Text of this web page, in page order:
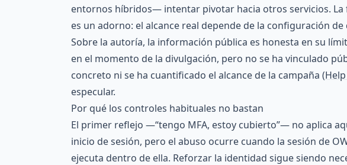
entornos híbridos— intentar pivotar hacia otros servicios. La
es un adorno: el alcance real depende de la configuración de
Sobre la autoría, la información pública es honesta en su
en el momento de la divulgación, pero no se ha vinculado
concreto ni se ha cuantificado el alcance de la campaña (
especular.
Por qué los controles habituales no bastan
El primer reflejo —“tengo MFA, estoy cubierto”— no aplica
inicio de sesión, pero el abuso ocurre cuando la sesión de
ejecuta dentro de ella. Reforzar la identidad sigue siendo